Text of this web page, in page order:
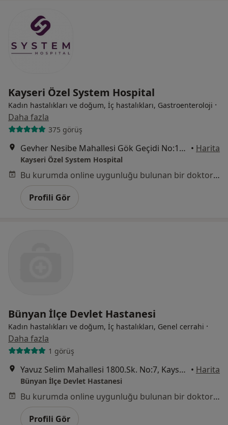
Kayseri Özel System Hospital
Kadın hastalıkları ve doğum, İç hastalıkları, Gastroenteroloji ·
Daha fazla
375 görüş
Gevher Nesibe Mahallesi Gök Geçidi No:15, Kocasinan • Harita
Kayseri Özel System Hospital
Bu kurumda online uygunluğu bulunan bir doktor veya uzman bulunamadı
Profili Gör
Bünyan İlçe Devlet Hastanesi
Kadın hastalıkları ve doğum, İç hastalıkları, Genel cerrahi ·
Daha fazla
1 görüş
Yavuz Selim Mahallesi 1800.Sk. No:7, Kayseri • Harita
Bünyan İlçe Devlet Hastanesi
Bu kurumda online uygunluğu bulunan bir doktor veya uzman bulunamadı
Profili Gör